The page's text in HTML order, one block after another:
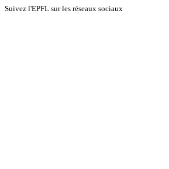
Suivez l'EPFL sur les réseaux sociaux